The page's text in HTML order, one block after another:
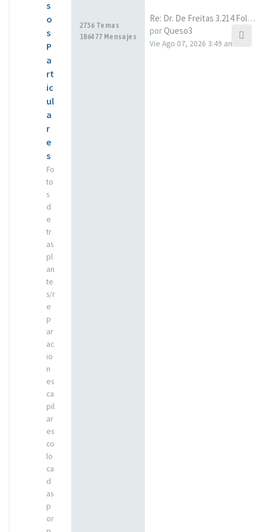
s
o
s
P
a
rt
ic
ul
a
r
e
s
Fo
to
s
d
e
tr
as
pl
an
te
s/r
e
p
ar
ac
io
n
es
ca
pil
ar
es
co
lo
ca
d
as
p
or
2736 Temas
186477 Mensajes
Re: Dr. De Freitas 3.214 Folí…
porQueso3
Vie Ago 07, 2026 3:49 am